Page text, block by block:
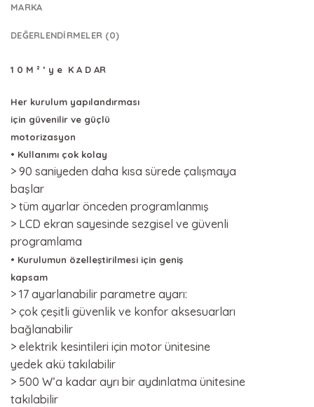
MARKA
DEĞERLENDIRMELER (0)
1 0 M ² ’ y e K A D AR
Her kurulum yapılandırması
için güvenilir ve güçlü
motorizasyon
• Kullanımı çok kolay
> 90 saniyeden daha kısa sürede çalışmaya
başlar
> tüm ayarlar önceden programlanmış
> LCD ekran sayesinde sezgisel ve güvenli
programlama
• Kurulumun özelleştirilmesi için geniş
kapsam
> 17 ayarlanabilir parametre ayarı:
> çok çeşitli güvenlik ve konfor aksesuarları
bağlanabilir
> elektrik kesintileri için motor ünitesine
yedek akü takılabilir
> 500 W’a kadar ayrı bir aydınlatma ünitesine
takılabilir